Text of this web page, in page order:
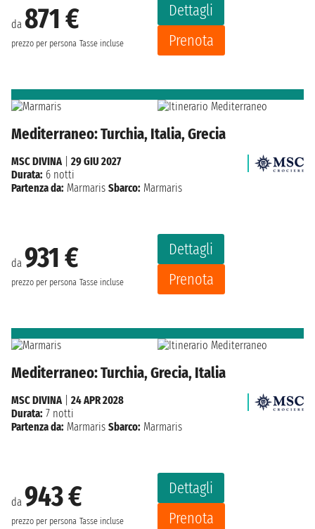
da 871 €
prezzo per persona Tasse incluse
Dettagli
Prenota
Mediterraneo: Turchia, Italia, Grecia
da 931 €
prezzo per persona Tasse incluse
Dettagli
Prenota
MSC DIVINA| 29 GIU 2027
Durata: 6 notti
Partenza da: Marmaris Sbarco: Marmaris
Mediterraneo: Turchia, Grecia, Italia
da 943 €
prezzo per persona Tasse incluse
Dettagli
Prenota
MSC DIVINA| 24 APR 2028
Durata: 7 notti
Partenza da: Marmaris Sbarco: Marmaris